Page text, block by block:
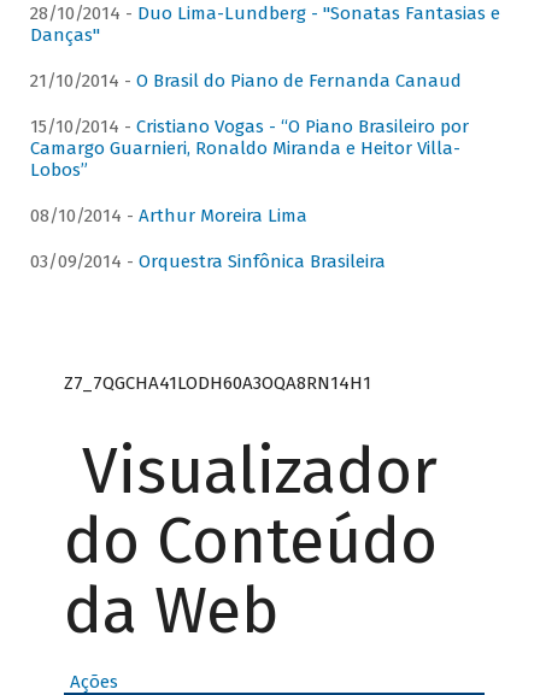
28/10/2014 - Duo Lima-Lundberg - "Sonatas Fantasias e
Danças"
21/10/2014 - O Brasil do Piano de Fernanda Canaud
15/10/2014 - Cristiano Vogas - “O Piano Brasileiro por
Camargo Guarnieri, Ronaldo Miranda e Heitor Villa-
Lobos”
08/10/2014 - Arthur Moreira Lima
03/09/2014 - Orquestra Sinfônica Brasileira
Z7_7QGCHA41LODH60A3OQA8RN14H1
Visualizador
do Conteúdo
da Web
Ações